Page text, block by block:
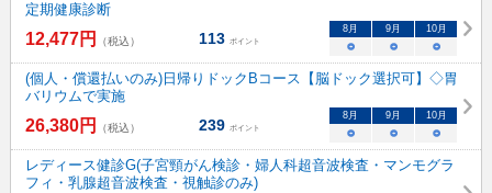
定期健康診断
12,477円 （税込） 113 ポイント
8月 9月 10月
○ ○ ○
(個人・償還払いのみ)日帰りドックBコース【脳ドック選択可】◇胃
バリウムで実施
26,380円 （税込） 239 ポイント
8月 9月 10月
○ ○ ○
レディース健診G(子宮頸がん検診・婦人科超音波検査・マンモグラ
フィ・乳腺超音波検査・視触診のみ)